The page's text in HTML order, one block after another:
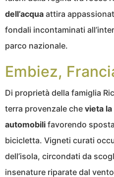
dell’acqua attira
fondali incontaminati
parco nazionale.
Embiez,
Di proprietà della famiglia
terra provenzale che vieta
automobili favorendo
bicicletta. Vigneti curati
dell’isola, circondati da
insenature riparate dal